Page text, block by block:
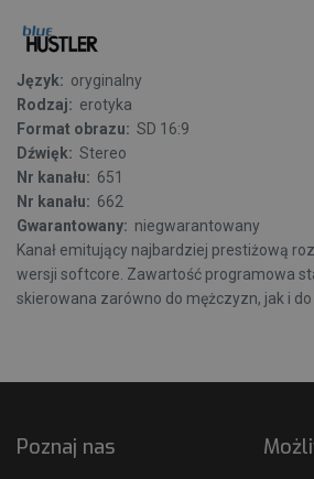
Język: oryginalny
Rodzaj: erotyka
Format obrazu: SD 16:9
Dźwięk: Stereo
Nr kanału: 651
Nr kanału: 662
Gwarantowany: niegwarantowany
Kanał emitujący najbardziej prestiżową
wersji softcore. Zawartość programowa
skierowana zarówno do mężczyzn, jak i do
Poznaj nas